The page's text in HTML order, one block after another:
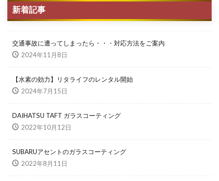
新着記事
交通事故に遭ってしまったら・・・対応方法をご案内
2024年11月8日
【水素の効力】リタライフのレンタル開始
2024年7月15日
DAIHATSU TAFT ガラスコーティング
2022年10月12日
SUBARUアセントのガラスコーティング
2022年8月11日